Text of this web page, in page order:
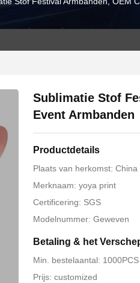
Sublimatie Stof
Event Armbanden
Productdetails
Plaats van herkomst: China
Merknaam: yoya print
Certificering: SGS
Modelnummer: Geweven
Betaling & het
Min. bestelaantal: 1000PCS
Prijs: customized